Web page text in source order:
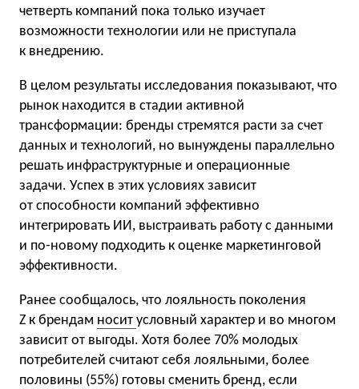
четверть компаний пока только изучает
возможности технологии или не приступала
к внедрению.
В целом результаты исследования показывают, что
рынок находится в стадии активной
трансформации: бренды стремятся расти за счет
данных и технологий, но вынуждены параллельно
решать инфраструктурные и операционные
задачи. Успех в этих условиях зависит
от способности компаний эффективно
интегрировать ИИ, выстраивать работу с данными
и по-новому подходить к оценке маркетинговой
эффективности.
Ранее сообщалось, что лояльность поколения
Z к брендам носит условный характер и во многом
зависит от выгоды. Хотя более 70% молодых
потребителей считают себя лояльными, более
половины (55%) готовы сменить бренд, если